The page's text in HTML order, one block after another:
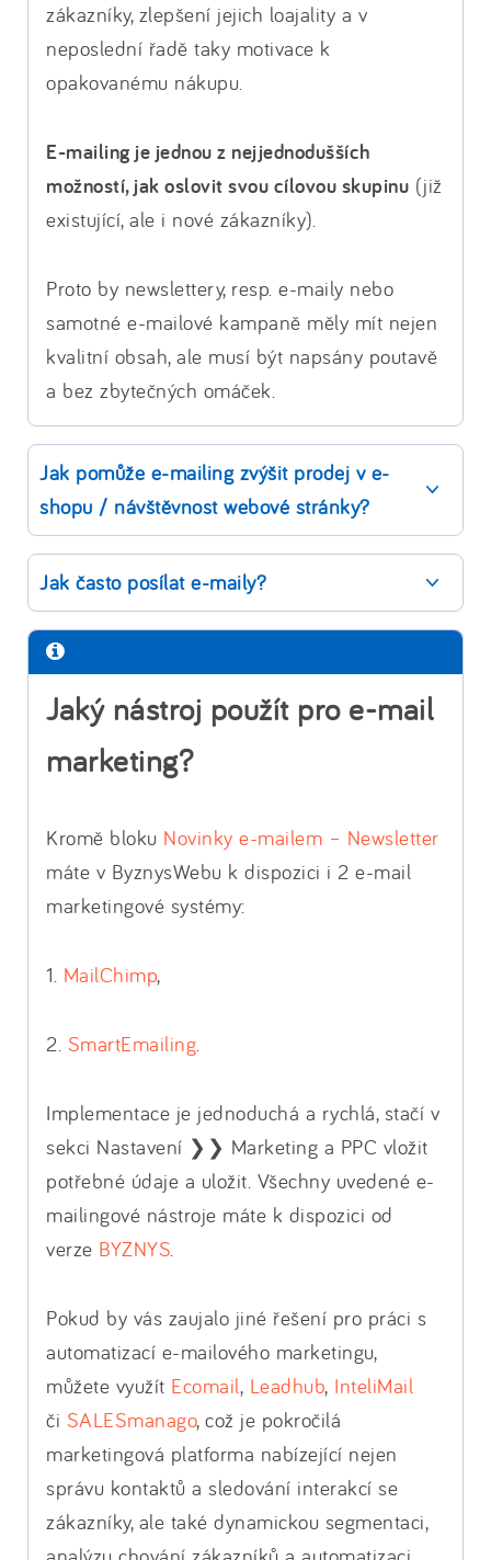
zákazníky, zlepšení jejich loajality a v
neposlední řadě taky motivace k
opakovanému nákupu.
E-mailing je jednou z nejjednodušších
možností, jak oslovit svou cílovou skupinu (již
existující, ale i nové zákazníky).
Proto by newslettery, resp. e-maily nebo
samotné e-mailové kampaně měly mít nejen
kvalitní obsah, ale musí být napsány poutavě
a bez zbytečných omáček.
Jak pomůže e-mailing zvýšit prodej v e-
shopu / návštěvnost webové stránky?
Jak často posílat e-maily?
Jaký nástroj použít pro e-mail
marketing?
Kromě bloku Novinky e-mailem – Newsletter
máte v ByznysWebu k dispozici i 2 e-mail
marketingové systémy:
1. MailChimp,
2. SmartEmailing.
Implementace je jednoduchá a rychlá, stačí v
sekci Nastavení ❯❯ Marketing a PPC vložit
potřebné údaje a uložit. Všechny uvedené e-
mailingové nástroje máte k dispozici od
verze BYZNYS.
Pokud by vás zaujalo jiné řešení pro práci s
automatizací e-mailového marketingu,
můžete využít Ecomail, Leadhub, InteliMail
či SALESmanago, což je pokročilá
marketingová platforma nabízející nejen
správu kontaktů a sledování interakcí se
zákazníky, ale také dynamickou segmentaci,